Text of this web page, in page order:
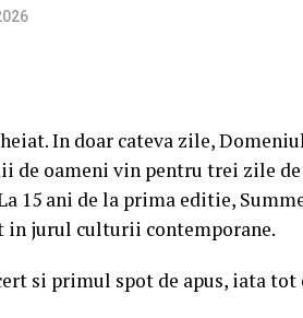
In doar cateva zile,
de oameni vin pentru trei zile
15 ani de la prima editie,
in jurul culturii contemporane.
si primul spot de apus, iata tot